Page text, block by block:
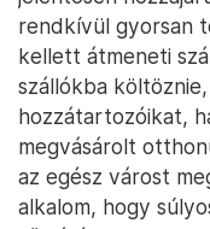
rendkívül gyorsan
kellett átmeneti
szállókba
hozzátartozóikat,
megvásárolt
az egész várost
alkalom, hogy